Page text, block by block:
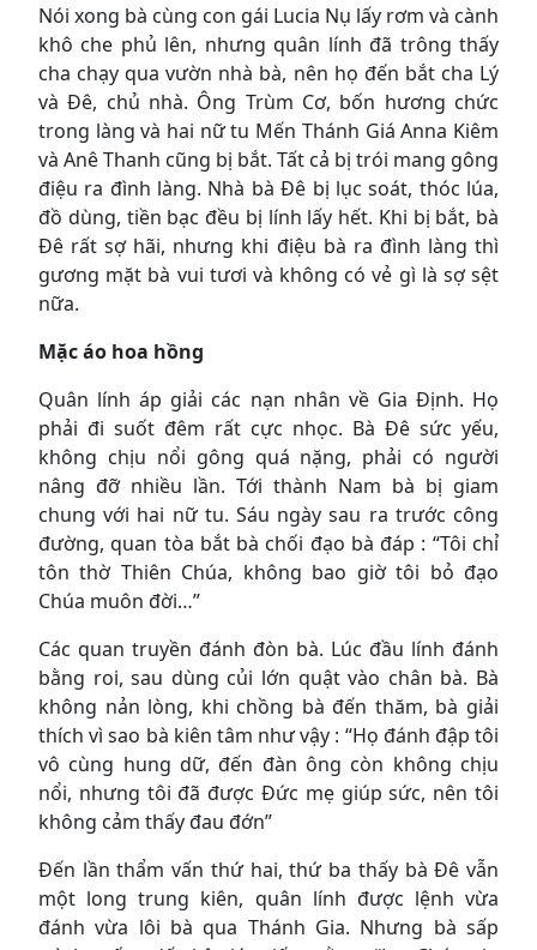
Nói xong bà cùng con gái Lucia Nụ lấy rơm và cành
khô che phủ lên, nhưng quân lính đã trông thấy
cha chạy qua vườn nhà bà, nên họ đến bắt cha Lý
và Đê, chủ nhà. Ông Trùm Cơ, bốn hương chức
trong làng và hai nữ tu Mến Thánh Giá Anna Kiêm
và Anê Thanh cũng bị bắt. Tất cả bị trói mang gông
điệu ra đình làng. Nhà bà Đê bị lục soát, thóc lúa,
đồ dùng, tiền bạc đều bị lính lấy hết. Khi bị bắt, bà
Đê rất sợ hãi, nhưng khi điệu bà ra đình làng thì
gương mặt bà vui tươi và không có vẻ gì là sợ sệt
nữa.
Mặc áo hoa hồng
Quân lính áp giải các nạn nhân về Gia Định. Họ
phải đi suốt đêm rất cực nhọc. Bà Đê sức yếu,
không chịu nổi gông quá nặng, phải có người
nâng đỡ nhiều lần. Tới thành Nam bà bị giam
chung với hai nữ tu. Sáu ngày sau ra trước công
đường, quan tòa bắt bà chối đạo bà đáp : “Tôi chỉ
tôn thờ Thiên Chúa, không bao giờ tôi bỏ đạo
Chúa muôn đời…”
Các quan truyền đánh đòn bà. Lúc đầu lính đánh
bằng roi, sau dùng củi lớn quật vào chân bà. Bà
không nản lòng, khi chồng bà đến thăm, bà giải
thích vì sao bà kiên tâm như vậy : “Họ đánh đập tôi
vô cùng hung dữ, đến đàn ông còn không chịu
nổi, nhưng tôi đã được Đức mẹ giúp sức, nên tôi
không cảm thấy đau đớn”
Đến lần thẩm vấn thứ hai, thứ ba thấy bà Đê vẫn
một long trung kiên, quân lính được lệnh vừa
đánh vừa lôi bà qua Thánh Gia. Nhưng bà sấp